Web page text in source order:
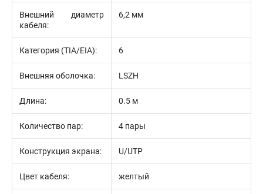
Внешний диаметр
кабеля:
6,2 мм
Категория (TIA/EIA): 6
Внешняя оболочка: LSZH
Длина: 0.5 м
Количество пар: 4 пары
Конструкция экрана: U/UTP
Цвет кабеля: желтый